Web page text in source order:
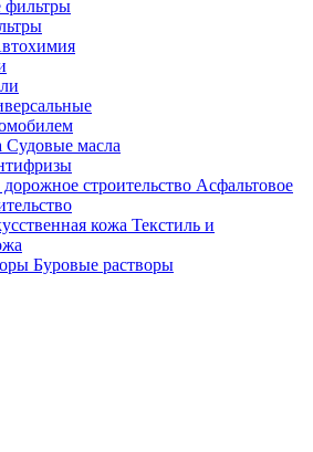
фильтры
Судовые масла
Асфальтовое
Текстиль и
Буровые растворы